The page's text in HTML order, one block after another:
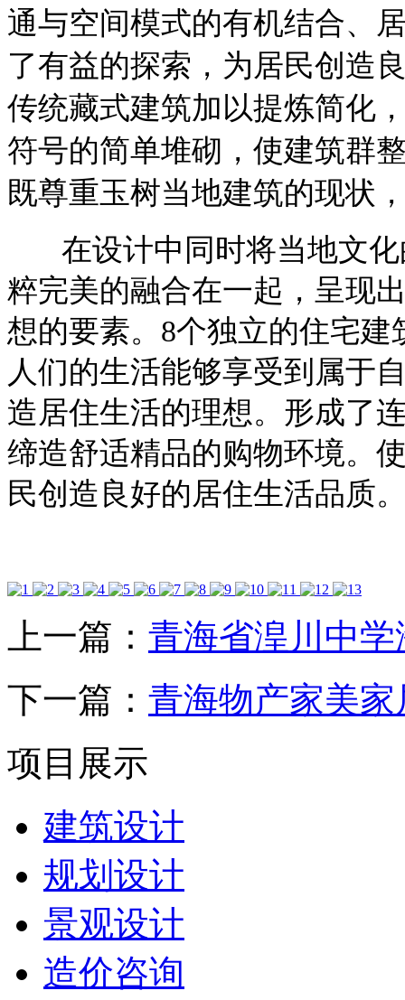
通与空间模式的有机结合、
了有益的探索，为居民创造
传统藏式建筑加以提炼简化
符号的简单堆砌，使建筑群
既尊重玉树当地建筑的现状
在设计中同时将当地文
粹完美的融合在一起，呈现
想的要素。 8个独立的住宅建
人们的生活能够享受到属于
造居住生活的理想。形成了
缔造舒适精品的购物环境。
民创造良好的居住生活品质
上一篇： 青海省湟川中
下一篇： 青海物产家美
项目展示
建筑设计
规划设计
景观设计
造价咨询